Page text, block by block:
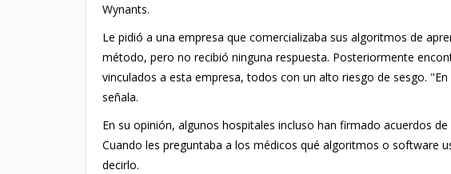
Wynants.
Le pidió a una empresa que comercializaba sus algoritmos de
método, pero no recibió ninguna respuesta. Posteriormente
vinculados a esta empresa, todos con un alto riesgo de sesgo.
señala.
En su opinión, algunos hospitales incluso han firmado acuerdos
Cuando les preguntaba a los médicos qué algoritmos o software
decirlo.